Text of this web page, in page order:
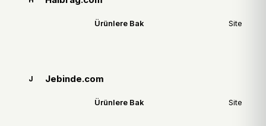
Ürünlere Bak Site
J Jebinde.com
Ürünlere Bak Site